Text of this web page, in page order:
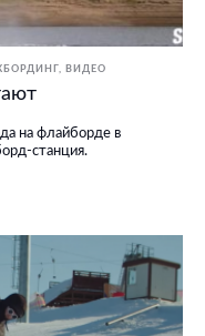
ВИДЕО
на флайборде в
станция.